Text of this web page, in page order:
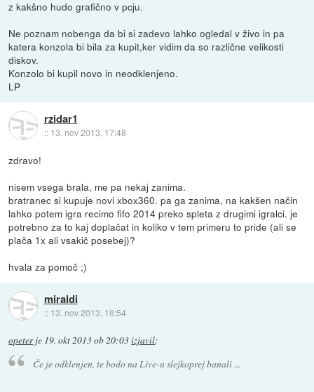
z kakšno hudo grafično v pcju.
Ne poznam nobenga da bi si zadevo lahko ogledal v živo in pa
katera konzola bi bila za kupit,ker vidim da so različne velikosti
diskov.
Konzolo bi kupil novo in neodklenjeno.
LP
rzidar1
:: 13. nov 2013, 17:48
zdravo!
nisem vsega brala, me pa nekaj zanima.
bratranec si kupuje novi xbox360. pa ga zanima, na kakšen način
lahko potem igra recimo fifo 2014 preko spleta z drugimi igralci. je
potrebno za to kaj doplačat in koliko v tem primeru to pride (ali se
plača 1x ali vsakič posebej)?
hvala za pomoč ;)
miraldi
:: 13. nov 2013, 18:54
opeterje 19. okt 2013 ob 20:03izjavil:
Če je odklenjen, te bodo na Live-u slejkoprej banali ...